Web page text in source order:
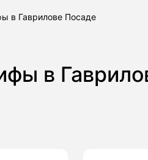
в Гаврилове Посаде
в